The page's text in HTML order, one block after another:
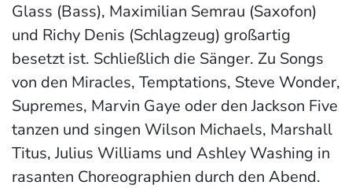
Glass (Bass), Maximilian Semrau (Saxofon)
und Richy Denis (Schlagzeug) großartig
besetzt ist. Schließlich die Sänger. Zu Songs
von den Miracles, Temptations, Steve Wonder,
Supremes, Marvin Gaye oder den Jackson Five
tanzen und singen Wilson Michaels, Marshall
Titus, Julius Williams und Ashley Washing in
rasanten Choreographien durch den Abend.